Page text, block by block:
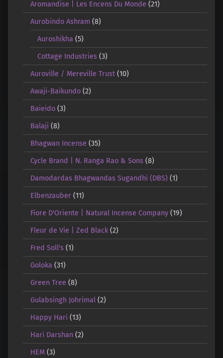
Aromandise | Les Encens Du Monde (21)
Aurobindo Ashram (8)
Auroshikha (5)
Cottage Industries (3)
Auroville / Mereville Trust(10)
Awaji-Baikundo(2)
Baieido(3)
Balaji (8)
Bhagwan Incense (35)
Cycle Brand | N. Ranga Rao & Sons(8)
Damodardas Bhagwandas Sugandhi (DBS) (1)
Elbenzauber(11)
Fiore D'Oriente | Natural Incense Company(19)
Fleur de Vie | Zed Black(2)
Fred Soll's(1)
Goloka (31)
Green Tree (8)
Gulabsingh Johrimal(2)
Happy Hari (13)
Hari Darshan(2)
HEM(3)